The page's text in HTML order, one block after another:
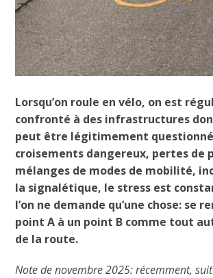
Lorsqu’on roule en vélo, on est
confronté à des infrastructures
peut être légitimement
croisements dangereux, pertes de
mélanges de modes de mobilité,
la signalétique, le stress est
l’on ne demande qu’une chose: se
point A à un point B comme tout
de la route.
Note de novembre 2025: récemment,